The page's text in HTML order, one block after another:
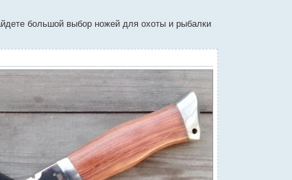
большой выбор ножей для охоты и рыбалки